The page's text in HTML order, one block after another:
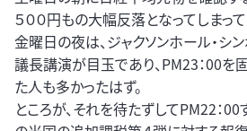
５００円もの大幅反落となってしまって
金曜日の夜は、ジャクソンホール・シ
議長講演が目玉であり、PM23：00を
た人も多かったはず。
ところが、それを待たずしてPM22：00